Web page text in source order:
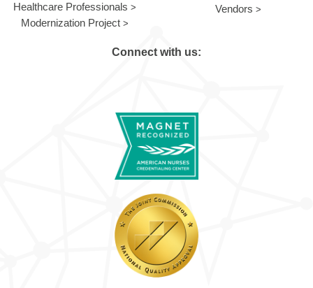
Healthcare Professionals
Modernization Project
Vendors
Connect with us: